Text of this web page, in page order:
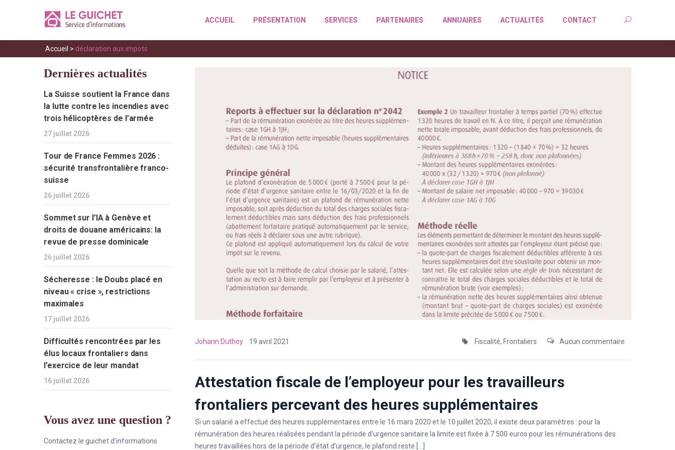
ACCUEIL PRÉSENTATION SERVICES PARTENAIRES ANNUAIRES ACTUALITÉS CONTACT
Accueil > déclaration aux impots
Johann Duthoy 19 avril 2021 Fiscalité, Frontaliers Aucun commentaire
Attestation fiscale de l’employeur pour les travailleurs
frontaliers percevant des heures supplémentaires
Si un salarié a effectué des heures supplémentaires entre le 16 mars 2020 et le 10 juillet 2020, il existe deux paramètres : pour la
rémunération des heures réalisées pendant la période d’urgence sanitaire la limite est fixée à 7 500 euros pour les rémunérations des
heures travaillées hors de la période d’état d’urgence, le plafond reste […]
Dernières actualités
La Suisse soutient la France dans
la lutte contre les incendies avec
trois hélicoptères de l’armée
27 juillet 2026
Tour de France Femmes 2026 :
sécurité transfrontalière franco-
suisse
26 juillet 2026
Sommet sur l’IA à Genève et
droits de douane américains: la
revue de presse dominicale
26 juillet 2026
Sécheresse : le Doubs placé en
niveau « crise », restrictions
maximales
17 juillet 2026
Difficultés rencontrées par les
élus locaux frontaliers dans
l’exercice de leur mandat
16 juillet 2026
Vous avez une question ?
Contactez le guichet d’informations